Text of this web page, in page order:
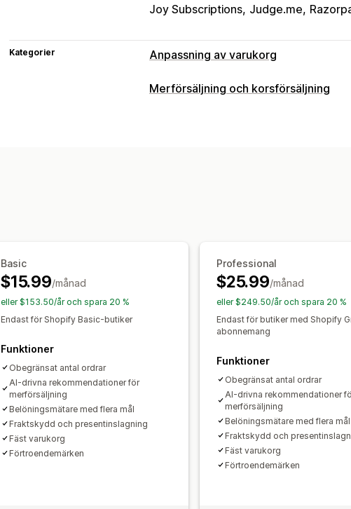
Joy Subscriptions Judge.me
Kategorier Anpassning av varukorg
Varukorgsvisning
Kassaanpassning
Anpassade anteckningar
Hoppa till kassan
Flera språk
Merförsäljning och korsförsäljning
Produkttillägg
Sådant som ofta köps tillsammans
Differentierade rabatter AI-
Prenumerationsuppgradering
Analysverktyg
Basic
$15.99/månad
eller $153.50/år och spara 20 %
Endast för Shopify Basic-butiker
Funktioner
Obegränsat antal ordrar
AI-drivna rekommendationer för
merförsäljning
Belöningsmätare med flera mål
Fraktskydd och presentinslagning
Fäst varukorg
Förtroendemärken
Professional
$25.99/månad
eller $249.50/år och spara 20 %
Endast för butiker med Shopify
abonnemang
Funktioner
Obegränsat antal ordrar
AI-drivna rekommendationer
merförsäljning
Belöningsmätare med flera mål
Fraktskydd och
Fäst varukorg
Förtroendemärken